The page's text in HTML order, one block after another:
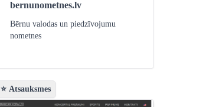
bernunometnes.lv
Bērnu valodas un piedzīvojumu
nometnes
⭐ Atsauksmes